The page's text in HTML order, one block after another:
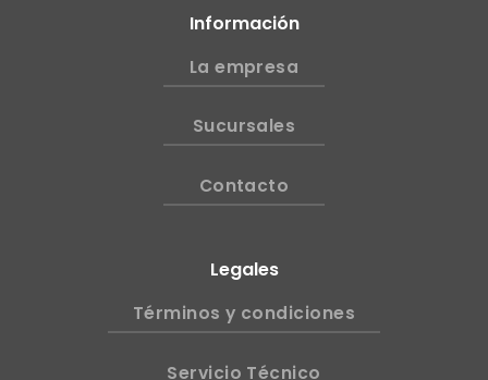
Información
La empresa
Sucursales
Contacto
Legales
Términos y condiciones
Servicio Técnico